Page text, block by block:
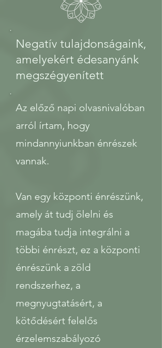
Negatív tulajdonságaink,
amelyekért édesanyánk
megszégyenített
Az előző napi olvasnivalóban
arról írtam, hogy
mindannyiunkban énrészek
vannak.
Van egy központi énrészünk,
amely át tudj ölelni és
magába tudja integrálni a
többi énrészt, ez a központi
énrészünk a zöld
rendszerhez, a
megnyugtatásért, a
kötődésért felelős
érzelemszabályozó